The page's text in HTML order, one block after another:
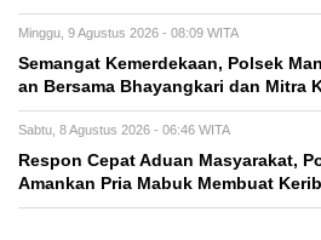
Minggu, 9 Agustus 2026 - 08:09 WITA
Semangat Kemerdekaan, Polsek
an Bersama Bhayangkari dan Mitra
Sabtu, 8 Agustus 2026 - 06:46 WITA
Respon Cepat Aduan Masyarakat,
Amankan Pria Mabuk Membuat